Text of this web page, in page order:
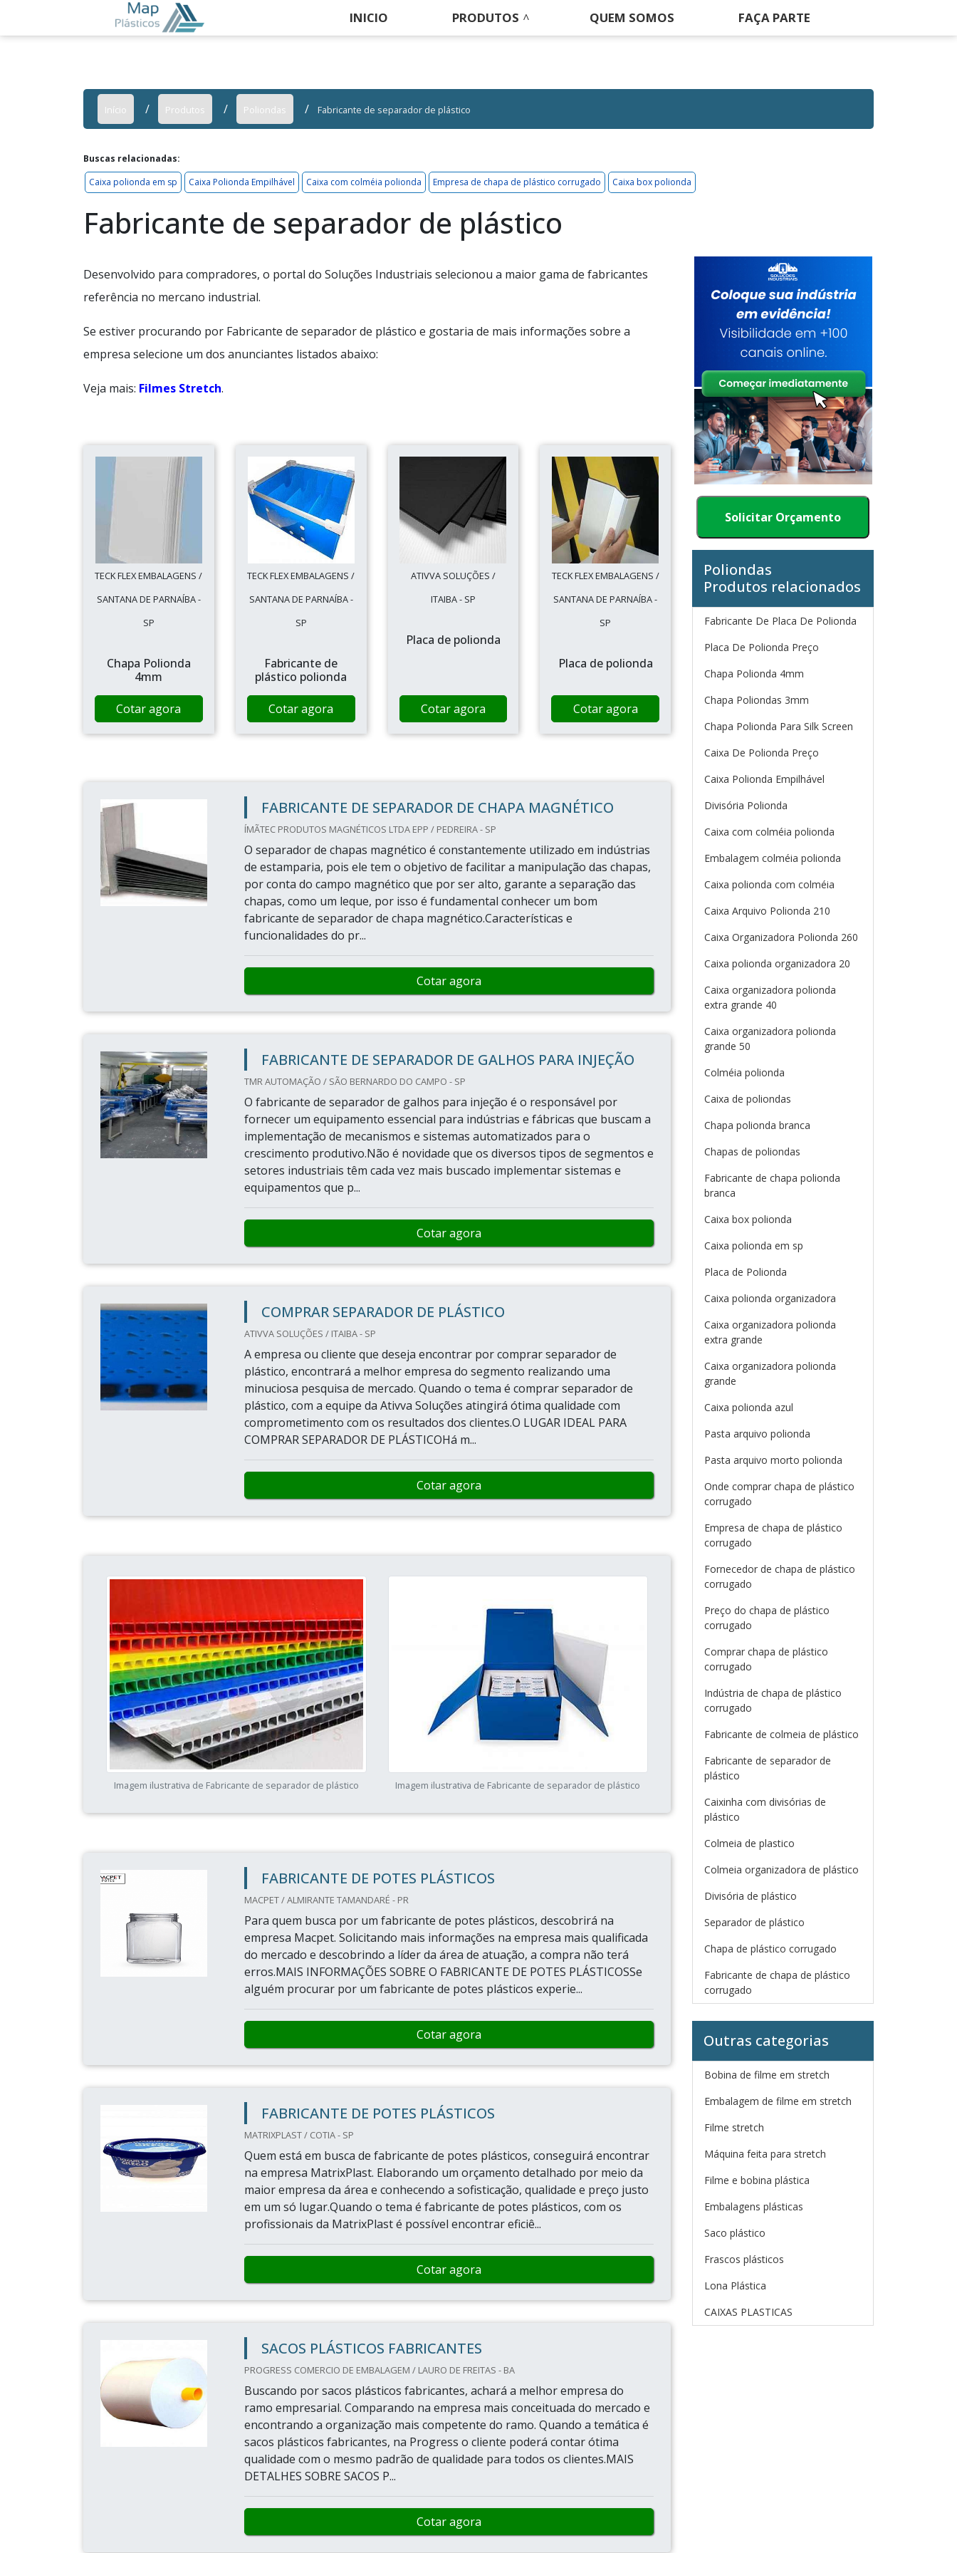
INICIO PRODUTOS QUEM SOMOS FAÇA PARTE
Início Produtos Poliondas Fabricante de separador de plástico
Buscas relacionadas:
Caixa polionda em sp
Caixa Polionda Empilhável Caixa com colméia polionda Empresa de chapa de plástico corrugado Caixa box polionda
Fabricante de separador de plástico
Desenvolvido para compradores, o portal do Soluções Industriais selecionou a maior gama de fabricantes
referência no mercano industrial.
Se estiver procurando por Fabricante de separador de plástico e gostaria de mais informações sobre a
empresa selecione um dos anunciantes listados abaixo:
Veja mais: Filmes Stretch.
TECK FLEX EMBALAGENS /
SANTANA DE PARNAÍBA -
SP
Chapa Polionda
4mm
Cotar agora
TECK FLEX EMBALAGENS /
SANTANA DE PARNAÍBA -
SP
Fabricante de
plástico polionda
Cotar agora
ATIVVA SOLUÇÕES /
ITAIBA - SP
Placa de polionda
Cotar agora
TECK FLEX EMBALAGENS /
SANTANA DE PARNAÍBA -
SP
Placa de polionda
Cotar agora
FABRICANTE DE SEPARADOR DE CHAPA MAGNÉTICO
ÍMÃTEC PRODUTOS MAGNÉTICOS LTDA EPP / PEDREIRA - SP
O separador de chapas magnético é constantemente utilizado em indústrias
de estamparia, pois ele tem o objetivo de facilitar a manipulação das chapas,
por conta do campo magnético que por ser alto, garante a separação das
chapas, como um leque, por isso é fundamental conhecer um bom
fabricante de separador de chapa magnético.Características e
funcionalidades do pr...
Cotar agora
FABRICANTE DE SEPARADOR DE GALHOS PARA INJEÇÃO
TMR AUTOMAÇÃO / SÃO BERNARDO DO CAMPO - SP
O fabricante de separador de galhos para injeção é o responsável por
fornecer um equipamento essencial para indústrias e fábricas que buscam a
implementação de mecanismos e sistemas automatizados para o
crescimento produtivo.Não é novidade que os diversos tipos de segmentos e
setores industriais têm cada vez mais buscado implementar sistemas e
equipamentos que p...
Cotar agora
COMPRAR SEPARADOR DE PLÁSTICO
ATIVVA SOLUÇÕES / ITAIBA - SP
A empresa ou cliente que deseja encontrar por comprar separador de
plástico, encontrará a melhor empresa do segmento realizando uma
minuciosa pesquisa de mercado. Quando o tema é comprar separador de
plástico, com a equipe da Ativva Soluções atingirá ótima qualidade com
comprometimento com os resultados dos clientes.O LUGAR IDEAL PARA
COMPRAR SEPARADOR DE PLÁSTICOHá m...
Cotar agora
Imagem ilustrativa de Fabricante de separador de plástico Imagem ilustrativa de Fabricante de separador de plástico
FABRICANTE DE POTES PLÁSTICOS
MACPET / ALMIRANTE TAMANDARÉ - PR
Para quem busca por um fabricante de potes plásticos, descobrirá na
empresa Macpet. Solicitando mais informações na empresa mais qualificada
do mercado e descobrindo a líder da área de atuação, a compra não terá
erros.MAIS INFORMAÇÕES SOBRE O FABRICANTE DE POTES PLÁSTICOSSe
alguém procurar por um fabricante de potes plásticos experie...
Cotar agora
FABRICANTE DE POTES PLÁSTICOS
MATRIXPLAST / COTIA - SP
Quem está em busca de fabricante de potes plásticos, conseguirá encontrar
na empresa MatrixPlast. Elaborando um orçamento detalhado por meio da
maior empresa da área e conhecendo a sofisticação, qualidade e preço justo
em um só lugar.Quando o tema é fabricante de potes plásticos, com os
profissionais da MatrixPlast é possível encontrar eficiê...
Cotar agora
SACOS PLÁSTICOS FABRICANTES
PROGRESS COMERCIO DE EMBALAGEM / LAURO DE FREITAS - BA
Buscando por sacos plásticos fabricantes, achará a melhor empresa do
ramo empresarial. Comparando na empresa mais conceituada do mercado e
encontrando a organização mais competente do ramo. Quando a temática é
sacos plásticos fabricantes, na Progress o cliente poderá contar ótima
qualidade com o mesmo padrão de qualidade para todos os clientes.MAIS
DETALHES SOBRE SACOS P...
Cotar agora
Solicitar Orçamento
Poliondas
Produtos relacionados
Fabricante De Placa De Polionda
Placa De Polionda Preço
Chapa Polionda 4mm
Chapa Poliondas 3mm
Chapa Polionda Para Silk Screen
Caixa De Polionda Preço
Caixa Polionda Empilhável
Divisória Polionda
Caixa com colméia polionda
Embalagem colméia polionda
Caixa polionda com colméia
Caixa Arquivo Polionda 210
Caixa Organizadora Polionda 260
Caixa polionda organizadora 20
Caixa organizadora polionda
extra grande 40
Caixa organizadora polionda
grande 50
Colméia polionda
Caixa de poliondas
Chapa polionda branca
Chapas de poliondas
Fabricante de chapa polionda
branca
Caixa box polionda
Caixa polionda em sp
Placa de Polionda
Caixa polionda organizadora
Caixa organizadora polionda
extra grande
Caixa organizadora polionda
grande
Caixa polionda azul
Pasta arquivo polionda
Pasta arquivo morto polionda
Onde comprar chapa de plástico
corrugado
Empresa de chapa de plástico
corrugado
Fornecedor de chapa de plástico
corrugado
Preço do chapa de plástico
corrugado
Comprar chapa de plástico
corrugado
Indústria de chapa de plástico
corrugado
Fabricante de colmeia de plástico
Fabricante de separador de
plástico
Caixinha com divisórias de
plástico
Colmeia de plastico
Colmeia organizadora de plástico
Divisória de plástico
Separador de plástico
Chapa de plástico corrugado
Fabricante de chapa de plástico
corrugado
Outras categorias
Bobina de filme em stretch
Embalagem de filme em stretch
Filme stretch
Máquina feita para stretch
Filme e bobina plástica
Embalagens plásticas
Saco plástico
Frascos plásticos
Lona Plástica
CAIXAS PLASTICAS